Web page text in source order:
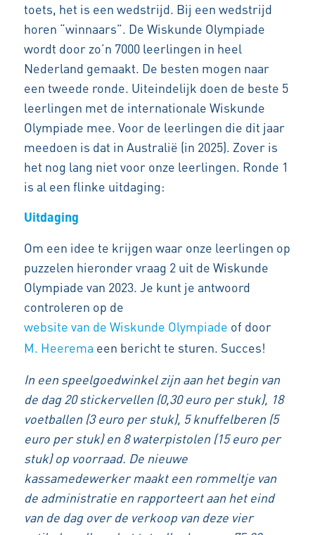
toets, het is een wedstrijd. Bij een wedstrijd
horen “winnaars”. De Wiskunde Olympiade
wordt door zo’n 7000 leerlingen in heel
Nederland gemaakt. De besten mogen naar
een tweede ronde. Uiteindelijk doen de beste 5
leerlingen met de internationale Wiskunde
Olympiade mee. Voor de leerlingen die dit jaar
meedoen is dat in Australië (in 2025). Zover is
het nog lang niet voor onze leerlingen. Ronde 1
is al een flinke uitdaging:
Uitdaging
Om een idee te krijgen waar onze leerlingen op
puzzelen hieronder vraag 2 uit de Wiskunde
Olympiade van 2023. Je kunt je antwoord
controleren op de
website van de Wiskunde Olympiade of door
M. Heerema een bericht te sturen. Succes!
In een speelgoedwinkel zijn aan het begin van
de dag 20 stickervellen (0,30 euro per stuk), 18
voetballen (3 euro per stuk), 5 knuffelberen (5
euro per stuk) en 8 waterpistolen (15 euro per
stuk) op voorraad. De nieuwe
kassamedewerker maakt een rommeltje van
de administratie en rapporteert aan het eind
van de dag over de verkoop van deze vier